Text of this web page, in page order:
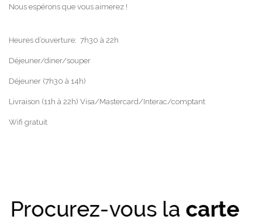
Nous espérons que vous aimerez !
Heures d’ouverture: 7h30 à 22h
Déjeuner/diner/souper
Déjeuner (7h30 à 14h)
Livraison (11h à 22h) Visa/Mastercard/Interac/comptant
Wifi gratuit